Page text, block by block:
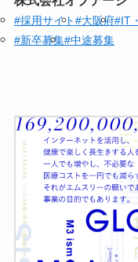
#採用サイト#大阪府#IT
#新卒募集#中途募集